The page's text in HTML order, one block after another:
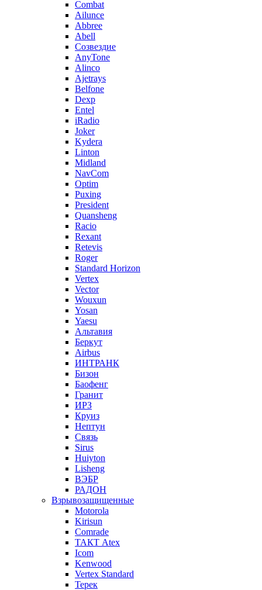
Combat
Ailunce
Abbree
Abell
Созвездие
AnyTone
Alinco
Ajetrays
Belfone
Dexp
Entel
iRadio
Joker
Kydera
Linton
Midland
NavCom
Optim
Puxing
President
Quansheng
Racio
Rexant
Retevis
Roger
Standard Horizon
Vertex
Vector
Wouxun
Yosan
Yaesu
Альтавия
Беркут
Airbus
ИНТРАНК
Бизон
Баофенг
Гранит
ИРЗ
Круиз
Нептун
Связь
Sirus
Huiyton
Lisheng
ВЭБР
РАДОН
Взрывозащищенные
Motorola
Kirisun
Comrade
ТАКТ Atex
Icom
Kenwood
Vertex Standard
Терек